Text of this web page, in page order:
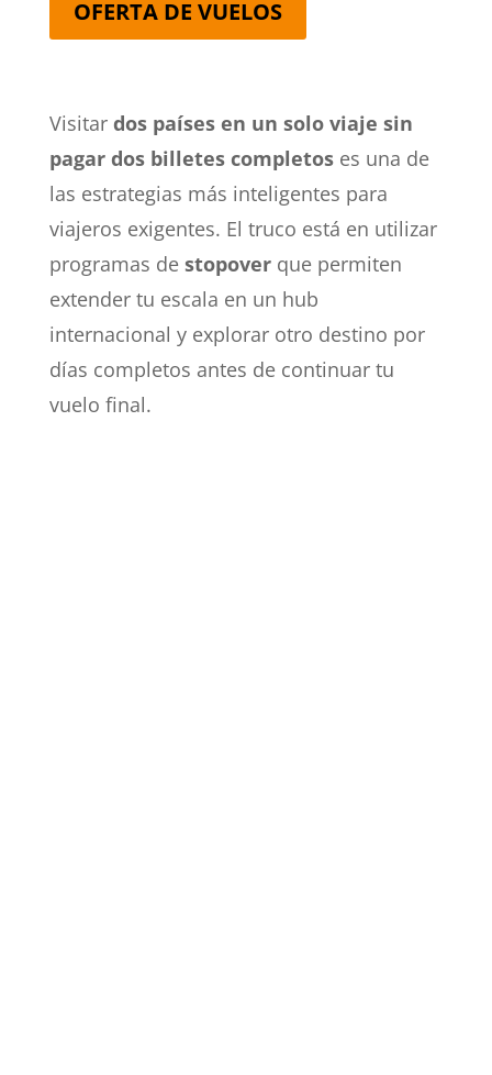
OFERTA DE VUELOS
Visitar dos países en un solo viaje sin
pagar dos billetes completoses una de
las estrategias más inteligentes para
viajeros exigentes. El truco está en utilizar
programas de stopoverque permiten
extender tu escala en un hub
internacional y explorar otro destino por
días completos antes de continuar tu
vuelo final.